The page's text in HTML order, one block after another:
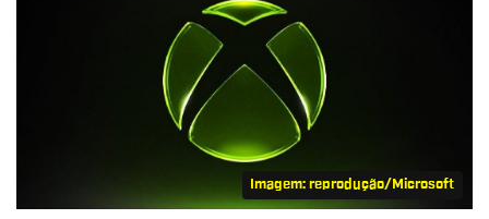
Imagem: reprodução/Microsoft